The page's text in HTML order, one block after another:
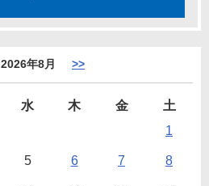
2026年8月 >>
水 木 金
土
1
5 6 7 8